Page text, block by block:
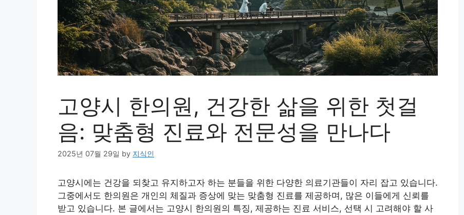
고양시 한의원, 건강한 삶을 위한 첫걸
음: 맞춤형 진료와 전문성을 만나다
2025년 07월 29일 by 지식인
고양시에는 건강을 되찾고 유지하고자 하는 분들을 위한 다양한 의료기관들이 자리 잡고 있습니다.
그중에서도 한의원은 개인의 체질과 증상에 맞는 맞춤형 진료를 제공하며, 많은 이들에게 신뢰를
받고 있습니다. 본 글에서는 고양시 한의원의 특징, 제공하는 진료 서비스, 선택 시 고려해야 할 사